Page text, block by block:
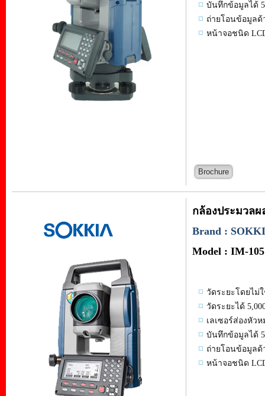
บันทึกข้อมูลได้
ถ่ายโอนข้อมูลด้
หน้าจอชนิด
Brochure
กล้องประมวลผ
Brand :
Model : IM-105
วัดระยะโดยไม่
วัดระยะได้
เลเซอร์ส่องหัว
บันทึกข้อมูลได้
ถ่ายโอนข้อมูลด้
หน้าจอชนิด